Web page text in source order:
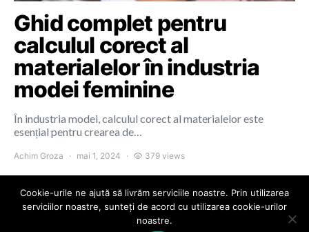
Ghid complet pentru
calculul corect al
materialelor în industria
modei feminine
În industria modei, calculul corect al materialelor este
esențial pentru crearea de…
Achim Groza mai 1, 2024 379 views
Colours of Cluj
Cookie-urile ne ajută să livrăm serviciile noastre. Prin utilizarea
serviciilor noastre, sunteți de acord cu utilizarea cookie-urilor
noastre.